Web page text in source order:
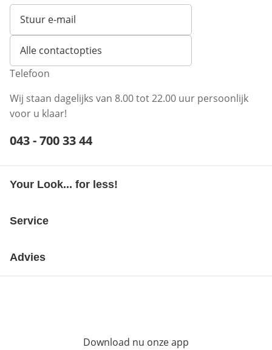
Stuur e-mail
Opent e-mailclient
Alle contactopties
Telefoon
Wij staan dagelijks van 8.00 tot 22.00 uur persoonlijk
voor u klaar!
Telefoonnummer:
043 - 700 33 44
Your Look... for less!
Service
Advies
Download nu onze app